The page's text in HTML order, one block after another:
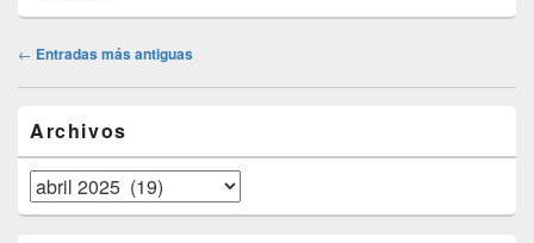
Navegación
← Entradas más antiguas
área
de
widget
barra
lateral
Archivos
Archivos